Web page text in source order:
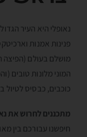
נאופלי היא העיר
פנינות אמנות
מושלם בעולם (הפיצה
המוני מלונות טובים
כוכבים, כבסיס לטיול
מתכננים לחרוש את
חיפשנו עבורכם בין